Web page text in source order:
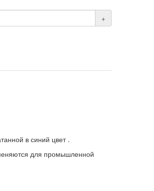
+
в синий цвет .
для промышленной